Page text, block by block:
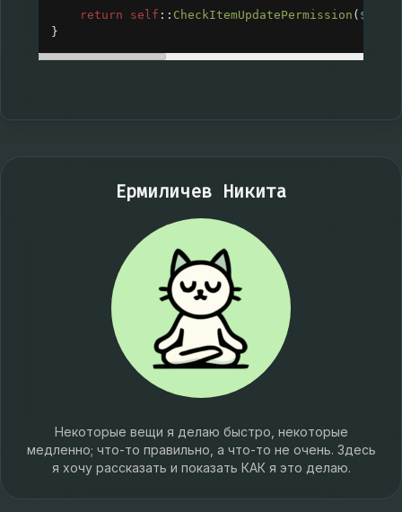
return self :: CheckItemUpdatePermission (
}
Ермиличев Никита
Некоторые вещи я делаю быстро, некоторые
медленно; что-то правильно, а что-то не очень. Здесь
я хочу рассказать и показать КАК я это делаю.